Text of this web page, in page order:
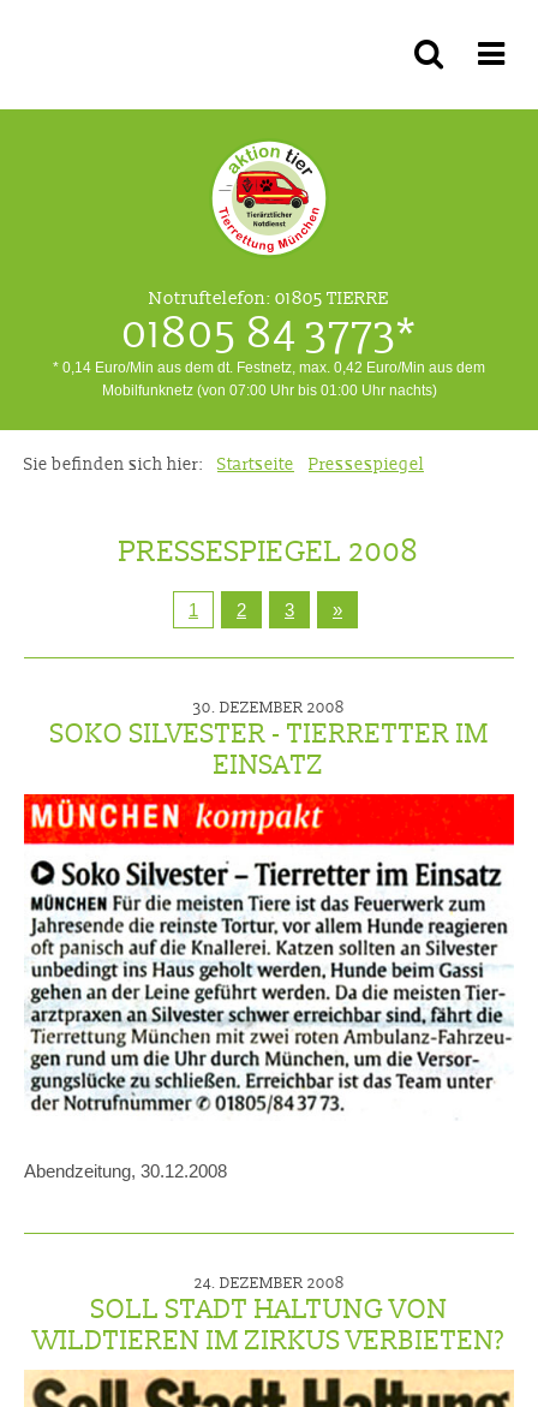
Notruftelefon: 01805 TIERRE
01805 84 3773*
* 0,14 Euro/Min aus dem dt. Festnetz, max. 0,42 Euro/Min aus dem
Mobilfunknetz (von 07:00 Uhr bis 01:00 Uhr nachts)
Sie befinden sich hier: Startseite Pressespiegel
PRESSESPIEGEL 2008
1 2 3 »
30. DEZEMBER 2008
SOKO SILVESTER - TIERRETTER IM
EINSATZ
Abendzeitung, 30.12.2008
24. DEZEMBER 2008
SOLL STADT HALTUNG VON
WILDTIEREN IM ZIRKUS VERBIETEN?